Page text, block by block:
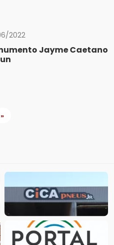
2022
Jayme Caetano
»